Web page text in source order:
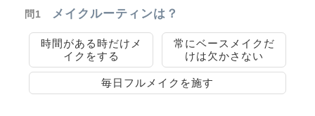
問1 メイクルーティンは？
時間がある時だけメ
イクをする
常にベースメイクだ
けは欠かさない
毎日フルメイクを施す